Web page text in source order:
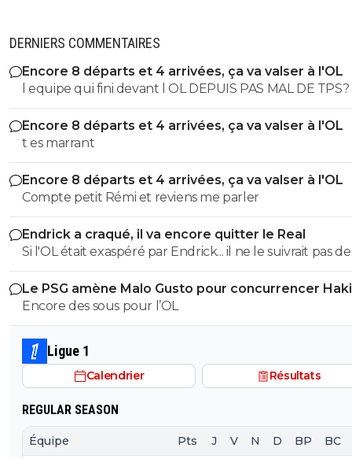
DERNIERS COMMENTAIRES
Encore 8 départs et 4 arrivées, ça va valser à l'OL
l equipe qui fini devant l OL DEPUIS PAS MAL DE TPS? lol. t
es tro malin toi
Encore 8 départs et 4 arrivées, ça va valser à l'OL
t es marrant
Encore 8 départs et 4 arrivées, ça va valser à l'OL
Compte petit Rémi et reviens me parler
Endrick a craqué, il va encore quitter le Real
Si l'OL était exaspéré par Endrick... il ne le suivrait pas
près. Bref... Quand l'équipe sera complète... ce sera beaucoup
mieux.
Le PSG amène Malo Gusto pour concurrencer
Encore des sous pour l’OL
Ligue 1
Calendrier Résultats
REGULAR SEASON
Équipe Pts J V N D BP BC